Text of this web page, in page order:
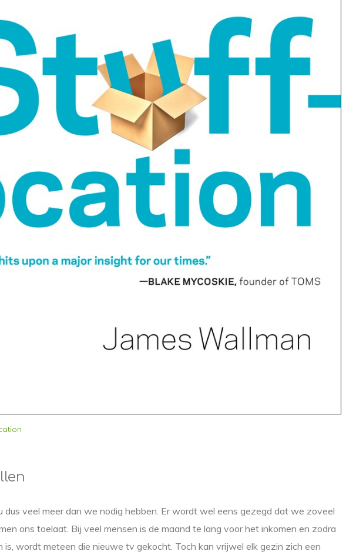
dus veel meer dan we nodig hebben. Er wordt wel eens gezegd dat we zoveel
ons toelaat. Bij veel mensen is de maand te lang voor het inkomen en zodra
wordt meteen die nieuwe tv gekocht. Toch kan vrijwel elk gezin zich een